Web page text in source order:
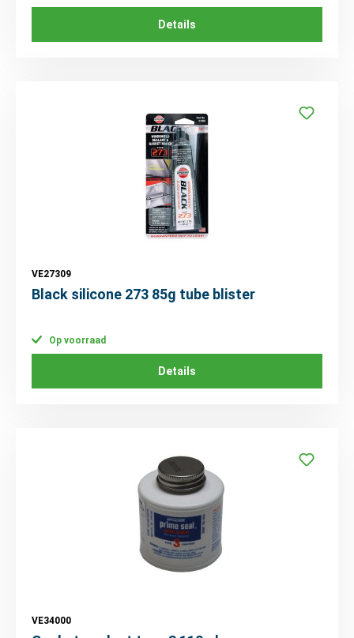
Details
VE27309
Black silicone 273 85g tube blister
Op voorraad
Details
VE34000